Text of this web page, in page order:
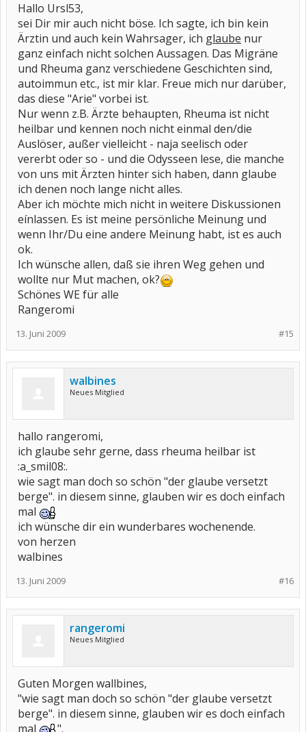
Hallo Ursl53,
sei Dir mir auch nicht böse. Ich sagte, ich bin kein
Ärztin und auch kein Wahrsager, ich glaube nur
ganz einfach nicht solchen Aussagen. Das Migräne
und Rheuma ganz verschiedene Geschichten sind,
autoimmun etc., ist mir klar. Freue mich nur darüber,
das diese "Arie" vorbei ist.
Nur wenn z.B. Ärzte behaupten, Rheuma ist nicht
heilbar und kennen noch nicht einmal den/die
Auslöser, außer vielleicht - naja seelisch oder
vererbt oder so - und die Odysseen lese, die manche
von uns mit Ärzten hinter sich haben, dann glaube
ich denen noch lange nicht alles.
Aber ich möchte mich nicht in weitere Diskussionen
eínlassen. Es ist meine persönliche Meinung und
wenn Ihr/Du eine andere Meinung habt, ist es auch
ok.
Ich wünsche allen, daß sie ihren Weg gehen und
wollte nur Mut machen, ok?
Schönes WE für alle
Rangeromi
#15
13. Juni 2009
walbines
Neues Mitglied
hallo rangeromi,
ich glaube sehr gerne, dass rheuma heilbar ist
:a_smil08:.
wie sagt man doch so schön "der glaube versetzt
berge". in diesem sinne, glauben wir es doch einfach
mal
ich wünsche dir ein wunderbares wochenende.
von herzen
walbines
#16
13. Juni 2009
rangeromi
Neues Mitglied
Guten Morgen wallbines,
"wie sagt man doch so schön "der glaube versetzt
berge". in diesem sinne, glauben wir es doch einfach
mal
".